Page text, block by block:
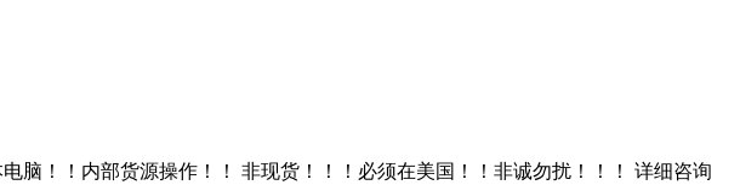
电脑！！内部货源操作！！ 非现货！！！必须在美国！！非诚勿扰！！！ 详细咨询